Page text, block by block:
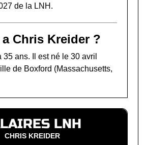
de la LNH.
Chris Kreider ?
ans. Il est né le 30 avril
de Boxford (Massachusetts,
LNH
CHRIS KREIDER